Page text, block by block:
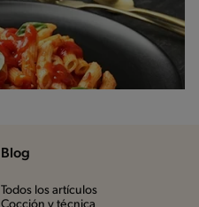
Blog
Todos los artículos